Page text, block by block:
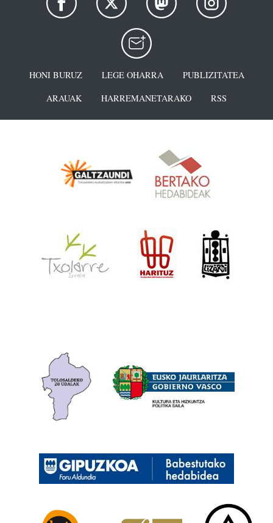
HONI BURUZ LEGE OHARRA
PUBLIZITATEA
ARAUAK
HARREMANETARAKO RSS